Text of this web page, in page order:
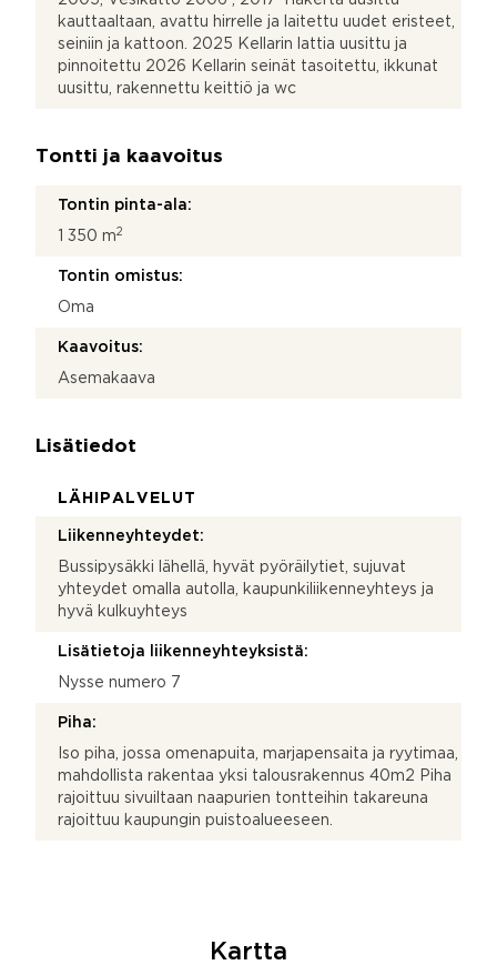
kauttaaltaan, avattu hirrelle ja laitettu uudet eristeet,
seiniin ja kattoon. 2025 Kellarin lattia uusittu ja
pinnoitettu 2026 Kellarin seinät tasoitettu, ikkunat
uusittu, rakennettu keittiö ja wc
Tontti ja kaavoitus
Tontin pinta-ala:
1 350 m2
Tontin omistus:
Oma
Kaavoitus:
Asemakaava
Lisätiedot
LÄHIPALVELUT
Liikenneyhteydet:
Bussipysäkki lähellä, hyvät pyöräilytiet, sujuvat
yhteydet omalla autolla, kaupunkiliikenneyhteys ja
hyvä kulkuyhteys
Lisätietoja liikenneyhteyksistä:
Nysse numero 7
Piha:
Iso piha, jossa omenapuita, marjapensaita ja ryytimaa,
mahdollista rakentaa yksi talousrakennus 40m2 Piha
rajoittuu sivuiltaan naapurien tontteihin takareuna
rajoittuu kaupungin puistoalueeseen.
Kartta